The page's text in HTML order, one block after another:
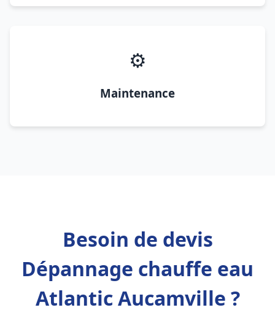
⚙️
Maintenance
Besoin de devis
Dépannage chauffe eau
Atlantic Aucamville ?